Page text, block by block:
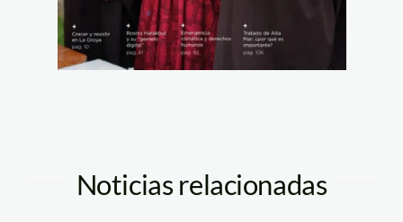
Noticias relacionadas